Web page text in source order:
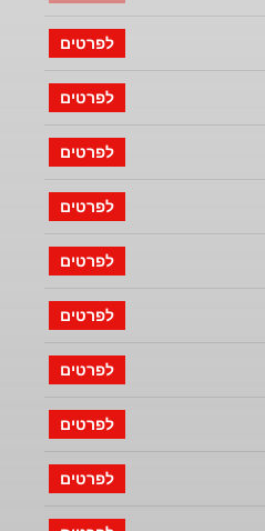
לפרטים
לפרטים
לפרטים
לפרטים
לפרטים
לפרטים
לפרטים
לפרטים
לפרטים